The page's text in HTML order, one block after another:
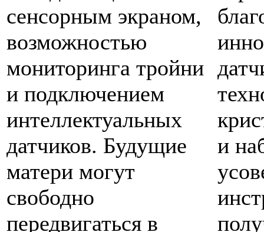
сенсорным экраном,
возможностью
мониторинга тройни
и подключением
интеллектуальных
датчиков. Будущие
матери могут
свободно
передвигаться в
и